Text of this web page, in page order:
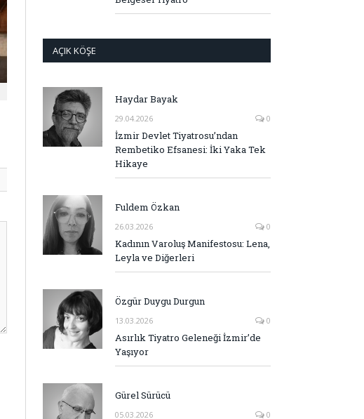
AÇIK KÖŞE
Haydar Bayak
29.04.2026 0
İzmir Devlet Tiyatrosu’ndan
Rembetiko Efsanesi: İki Yaka Tek
Hikaye
Fuldem Özkan
26.03.2026 0
Kadının Varoluş Manifestosu: Lena,
Leyla ve Diğerleri
Özgür Duygu Durgun
13.03.2026 0
Asırlık Tiyatro Geleneği İzmir’de
Yaşıyor
Gürel Sürücü
05.03.2026 0